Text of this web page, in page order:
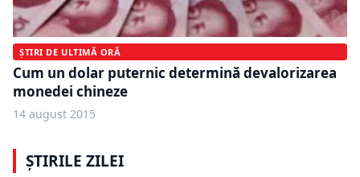
ȘTIRI DE ULTIMĂ ORĂ
Cum un dolar puternic determină devalorizarea
monedei chineze
14 august 2015
ȘTIRILE ZILEI